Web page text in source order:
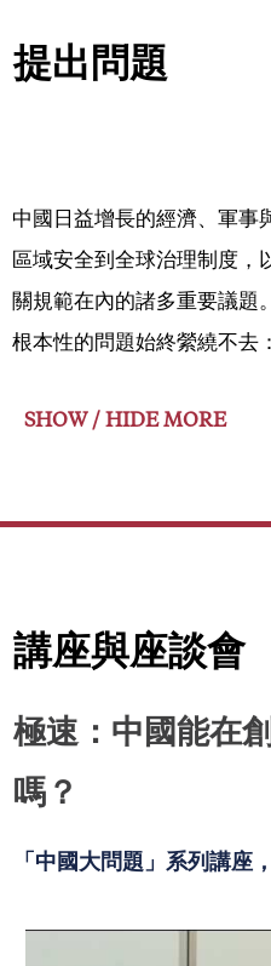
提出問題
中國日益增長的經濟、軍事
區域安全到全球治理制度，
關規範在內的諸多重要議題
根本性的問題始終縈繞不去
SHOW / HIDE MORE
講座與座談會
極速：中國能在
嗎？
「中國大問題」系列講座